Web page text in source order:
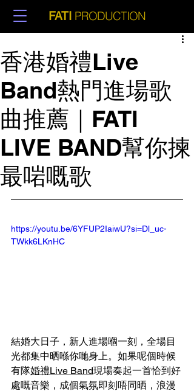
FATI PRODUCTION
香港婚禮Live
Band熱門進場歌
曲推薦｜FATI
LIVE BAND幫你揀
最啱嘅歌
https://youtu.be/6YFUP2IaiwU?si=Dl_uc-
TWkk6LKnHC
結婚大日子，新人進場嗰一刻，全場目
光都集中晒喺你哋身上。如果呢個時候
有隊婚禮Live Band現場奏起一首恰到好
處嘅音樂，成個氣氛即刻唔同晒，浪漫